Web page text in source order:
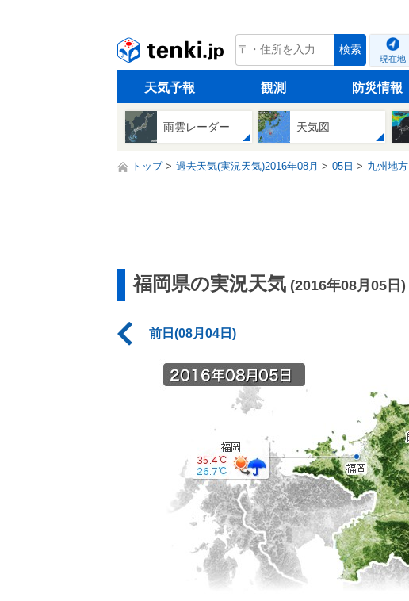
tenki.jp 検索
現在地
天気予報 観測 防災情報
雨雲レーダー 天気図
トップ 過去天気(実況天気)2016年08月 05日 九州地方
福岡県の実況天気 (2016年08月05日)
前日(08月04日)